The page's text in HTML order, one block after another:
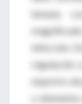
inmune
infección.
regulación
espectro
y